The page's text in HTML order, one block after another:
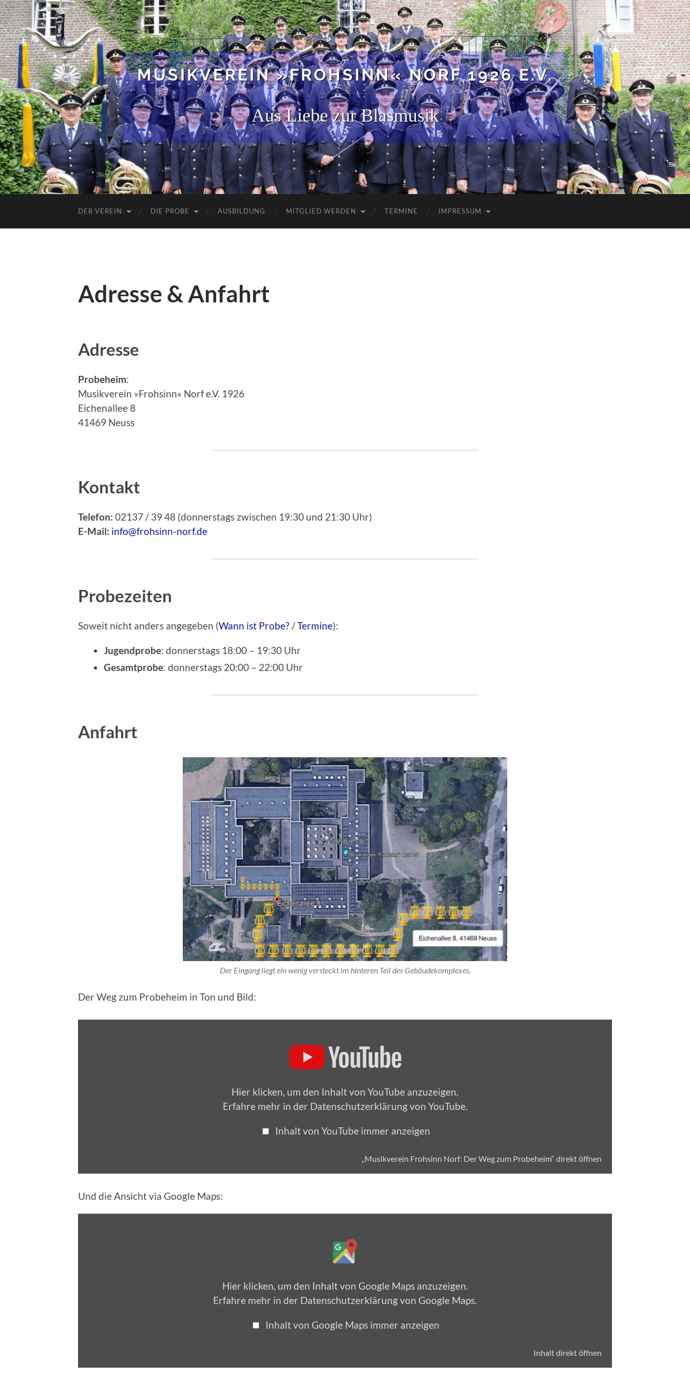
MUSIKVEREIN »FROHSINN« NORF 1926 E.V.
Aus Liebe zur Blasmusik
DER VEREIN DIE PROBE AUSBILDUNG MITGLIED WERDEN TERMINE IMPRESSUM
Adresse & Anfahrt
Adresse
Probeheim:
Musikverein »Frohsinn« Norf e.V. 1926
Eichenallee 8
41469 Neuss
Kontakt
Telefon: 02137 / 39 48 (donnerstags zwischen 19:30 und 21:30 Uhr)
E-Mail: info@frohsinn-norf.de
Probezeiten
Soweit nicht anders angegeben (Wann ist Probe?/Termine):
Jugendprobe: donnerstags 18:00 – 19:30 Uhr
Gesamtprobe: donnerstags 20:00 – 22:00 Uhr
Anfahrt
Der Eingang liegt ein wenig versteckt im hinteren Teil des Gebäudekomplexes.
Der Weg zum Probeheim in Ton und Bild:
Weg
zum
YouTube
anzeigen
Hier klicken, um den Inhalt von YouTube anzuzeigen.
Erfahre mehr in der Datenschutzerklärung von YouTube.
Inhalt von YouTube immer anzeigen
„Musikverein Frohsinn Norf: Der Weg zum Probeheim“ direkt öffnen
Und die Ansicht via Google Maps:
Hier klicken, um den Inhalt von Google Maps anzuzeigen.
Erfahre mehr in der Datenschutzerklärung von Google Maps.
Inhalt von Google Maps immer anzeigen
Inhalt direkt öffnen